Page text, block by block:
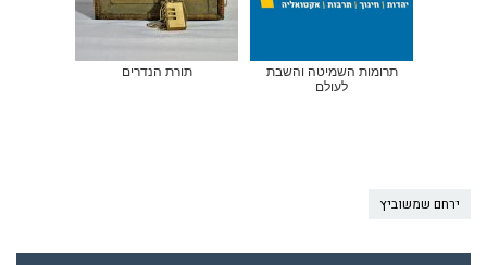
תרומות השמיטה והשבת
לעולם
תורת הנדרים
ירחם שמשוביץ